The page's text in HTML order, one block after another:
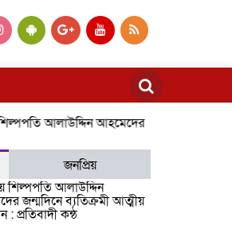
আলাউদ্দিন আহমেদের জন্মদিনে ব্যতিক্রমী
জনপ্রিয়
শিল্পপতি আলাউদ্দিন
জন্মদিনে ব্যতিক্রমী আত্মীয়
: প্রতিবাদী কন্ঠ